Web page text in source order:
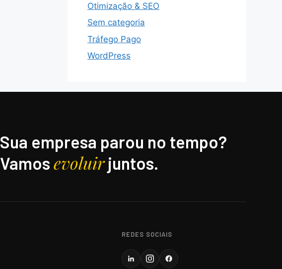
Otimização & SEO
Sem categoria
Tráfego Pago
WordPress
Sua empresa parou no tempo?
Vamosevoluirjuntos.
REDES SOCIAIS